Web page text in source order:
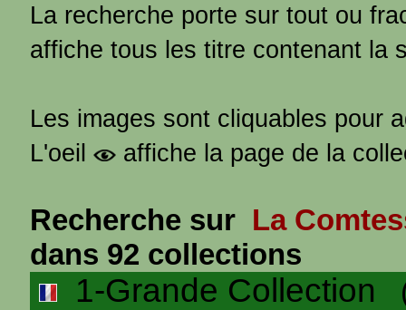
La recherche porte sur tout ou
affiche tous les titre contenant la
Les images sont cliquables pour
L'oeil
affiche la page de la
Recherche sur La
dans 92 collections
1-Grande Collection